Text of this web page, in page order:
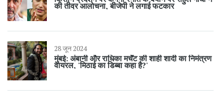
की तीव्र आलोचना, बीजेपी ने लगाई फटकार
28 जून 2024
मुंबई: अंबानी और राधिका मर्चेंट की शाही शादी का निमंत्रण
वायरल, 'मिठाई का डिब्बा कहा है?'